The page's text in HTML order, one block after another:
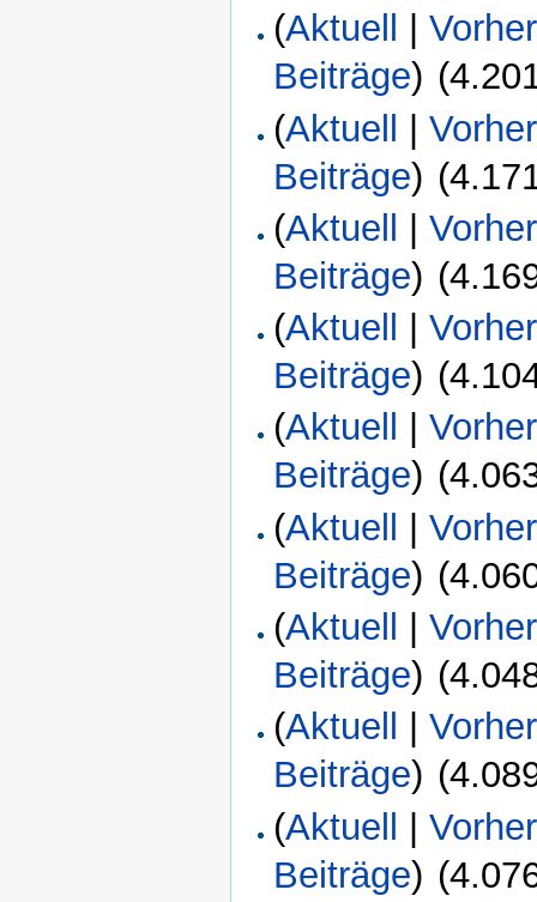
(Aktuell |
Beiträge)
(Aktuell |
Beiträge)
(Aktuell |
Beiträge)
(Aktuell |
Beiträge)
(Aktuell |
Beiträge)
(Aktuell |
Beiträge)
(Aktuell |
Beiträge)
(Aktuell |
Beiträge)
(Aktuell |
Beiträge)